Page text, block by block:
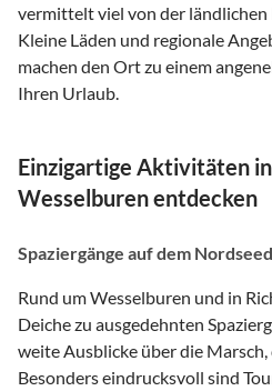
vermittelt viel von der
Kleine Läden und regionale
machen den Ort zu einem
Ihren Urlaub.
Einzigartige Aktivitäten
Wesselburen entdecken
Spaziergänge auf dem
Rund um Wesselburen und in
Deiche zu ausgedehnten
weite Ausblicke über die
Besonders eindrucksvoll sind